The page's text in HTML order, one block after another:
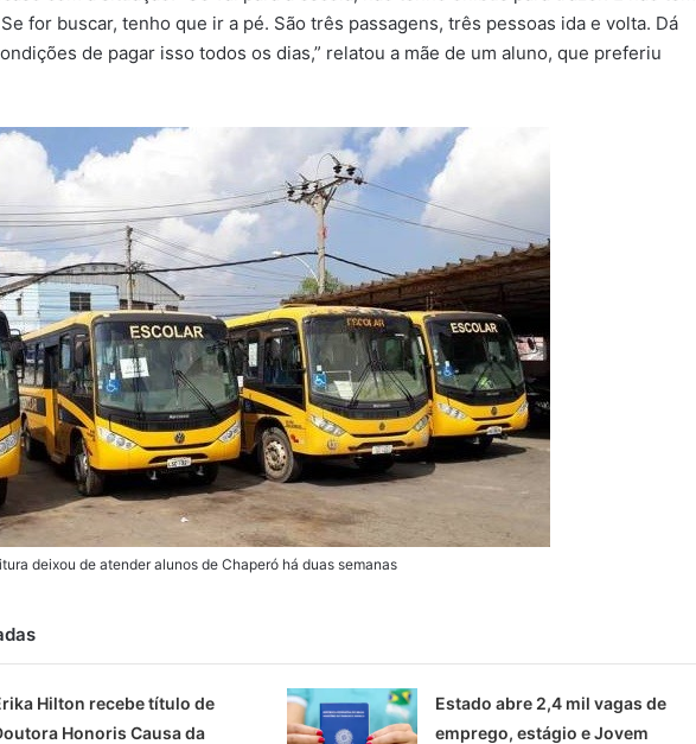
for buscar, tenho que ir a pé. São três passagens, três pessoas ida e volta. Dá
de pagar isso todos os dias,” relatou a mãe de um aluno, que preferiu
deixou de atender alunos de Chaperó há duas semanas
Hilton recebe título de
Honoris Causa da
Estado abre 2,4 mil vagas de
emprego, estágio e Jovem